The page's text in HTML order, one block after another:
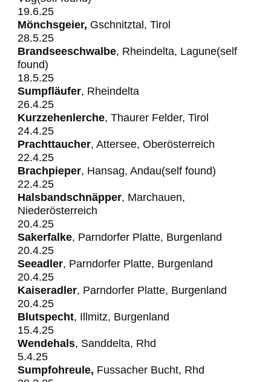
19.6.25
Mönchsgeier, Gschnitztal, Tirol
28.5.25
Brandseeschwalbe, Rheindelta, Lagune(self
found)
18.5.25
Sumpfläufer, Rheindelta
26.4.25
Kurzzehenlerche, Thaurer Felder, Tirol
24.4.25
Prachttaucher, Attersee, Oberösterreich
22.4.25
Brachpieper, Hansag, Andau(self found)
22.4.25
Halsbandschnäpper, Marchauen,
Niederösterreich
20.4.25
Sakerfalke, Parndorfer Platte, Burgenland
20.4.25
Seeadler, Parndorfer Platte, Burgenland
20.4.25
Kaiseradler, Parndorfer Platte, Burgenland
20.4.25
Blutspecht, Illmitz, Burgenland
15.4.25
Wendehals, Sanddelta, Rhd
5.4.25
Sumpfohreule, Fussacher Bucht, Rhd